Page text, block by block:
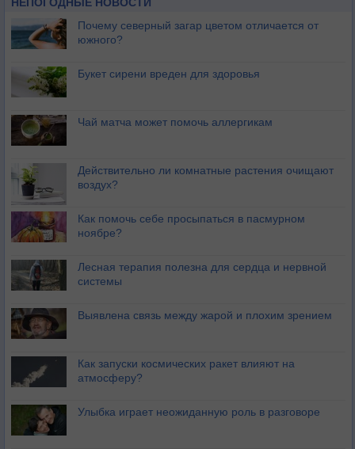
НЕПОГОДНЫЕ НОВОСТИ
Почему северный загар цветом отличается от
южного?
Букет сирени вреден для здоровья
Чай матча может помочь аллергикам
Действительно ли комнатные растения очищают
воздух?
Как помочь себе просыпаться в пасмурном
ноябре?
Лесная терапия полезна для сердца и нервной
системы
Выявлена связь между жарой и плохим зрением
Как запуски космических ракет влияют на
атмосферу?
Улыбка играет неожиданную роль в разговоре